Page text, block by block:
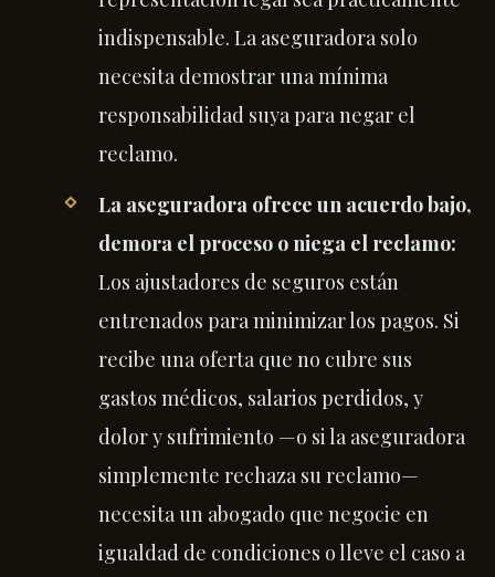
indispensable. La aseguradora solo
necesita demostrar una mínima
responsabilidad suya para negar el
reclamo.
La aseguradora ofrece un acuerdo bajo,
demora el proceso o niega el reclamo:
Los ajustadores de seguros están
entrenados para minimizar los pagos. Si
recibe una oferta que no cubre sus
gastos médicos, salarios perdidos, y
dolor y sufrimiento —o si la aseguradora
simplemente rechaza su reclamo—
necesita un abogado que negocie en
igualdad de condiciones o lleve el caso a